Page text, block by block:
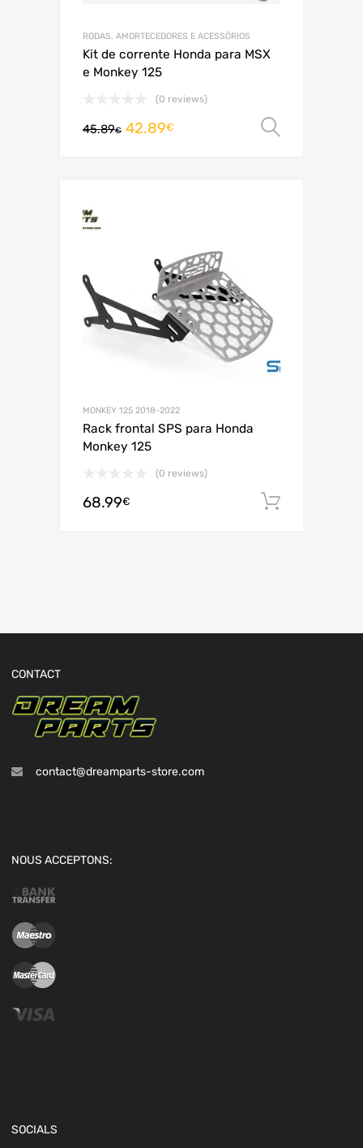
RODAS, AMORTECEDORES E ACESSÓRIOS
Kit de corrente Honda para MSX
e Monkey 125
(0 reviews)
45.89€ 42.89€
MONKEY 125 2018-2022
Rack frontal SPS para Honda
Monkey 125
(0 reviews)
68.99€
CONTACT
contact@dreamparts-store.com
NOUS ACCEPTONS:
SOCIALS